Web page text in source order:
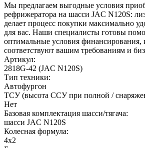
Мы предлагаем выгодные условия
рефрижератора на шасси JAC N120S:
делает процесс покупки максимально
для вас. Наши специалисты готовы
оптимальные условия финансирования,
соответствуют вашим требованиям и
Артикул:
2818G-42 (JAC N120S)
Тип техники:
Автофургон
ТСУ (высота ССУ при полной /
Нет
Базовая комплектация шасси/тягача:
шасси JAC N120S
Колесная формула:
4х2